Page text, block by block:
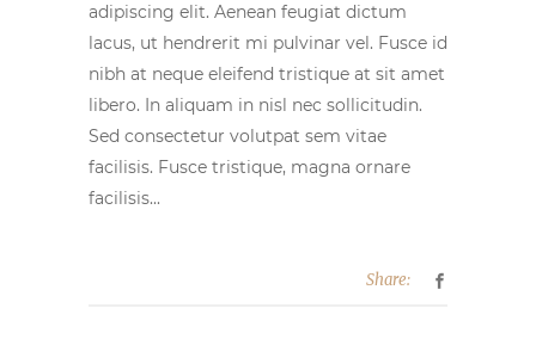
adipiscing elit. Aenean feugiat dictum
lacus, ut hendrerit mi pulvinar vel. Fusce id
nibh at neque eleifend tristique at sit amet
libero. In aliquam in nisl nec sollicitudin.
Sed consectetur volutpat sem vitae
facilisis. Fusce tristique, magna ornare
facilisis...
Share: